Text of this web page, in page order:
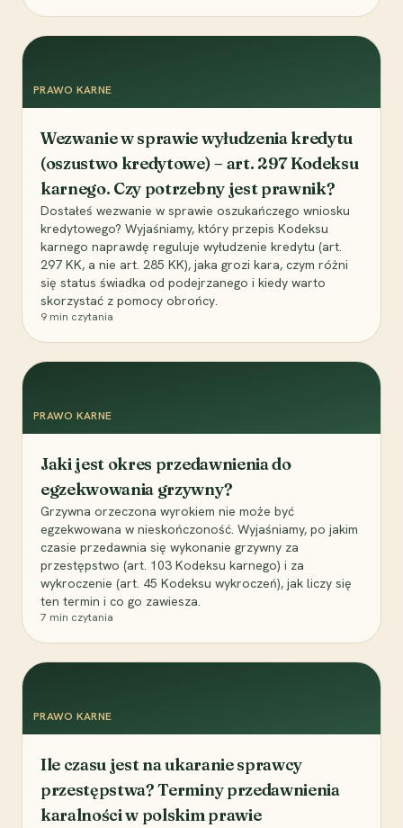
PRAWO KARNE
Wezwanie w sprawie wyłudzenia kredytu
(oszustwo kredytowe) – art. 297 Kodeksu
karnego. Czy potrzebny jest prawnik?
Dostałeś wezwanie w sprawie oszukańczego wniosku
kredytowego? Wyjaśniamy, który przepis Kodeksu
karnego naprawdę reguluje wyłudzenie kredytu (art.
297 KK, a nie art. 285 KK), jaka grozi kara, czym różni
się status świadka od podejrzanego i kiedy warto
skorzystać z pomocy obrońcy.
9 min czytania
PRAWO KARNE
Jaki jest okres przedawnienia do
egzekwowania grzywny?
Grzywna orzeczona wyrokiem nie może być
egzekwowana w nieskończoność. Wyjaśniamy, po jakim
czasie przedawnia się wykonanie grzywny za
przestępstwo (art. 103 Kodeksu karnego) i za
wykroczenie (art. 45 Kodeksu wykroczeń), jak liczy się
ten termin i co go zawiesza.
7 min czytania
PRAWO KARNE
Ile czasu jest na ukaranie sprawcy
przestępstwa? Terminy przedawnienia
karalności w polskim prawie